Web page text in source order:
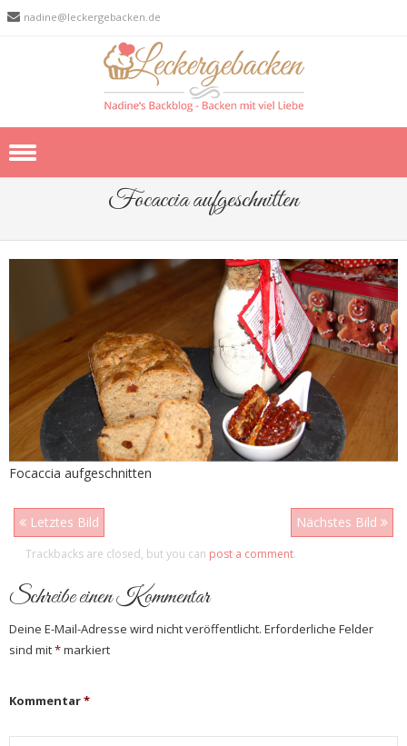
nadine@leckergebacken.de
Focaccia aufgeschnitten
Focaccia aufgeschnitten
Letztes Bild Nächstes Bild
Trackbacks are closed, but you can post a comment.
Schreibe einen Kommentar
Deine E-Mail-Adresse wird nicht veröffentlicht. Erforderliche Felder
sind mit*markiert
Kommentar*